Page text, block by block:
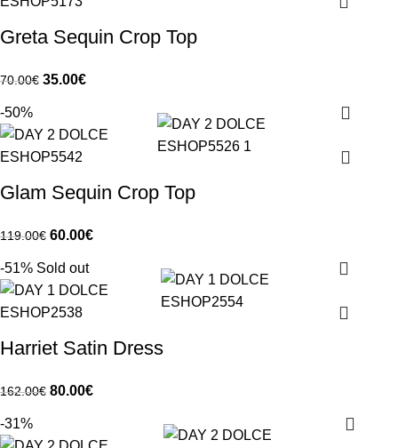
Greta Sequin Crop Top
70.00€ 35.00€
-50%
Glam Sequin Crop Top
119.00€ 60.00€
-51% Sold out
Harriet Satin Dress
162.00€ 80.00€
-31%